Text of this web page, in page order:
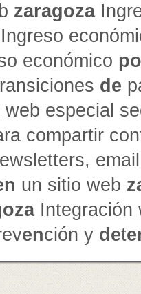
zaragoza
económico
de
web especial
compartir
un sitio web
Integración
ención y det